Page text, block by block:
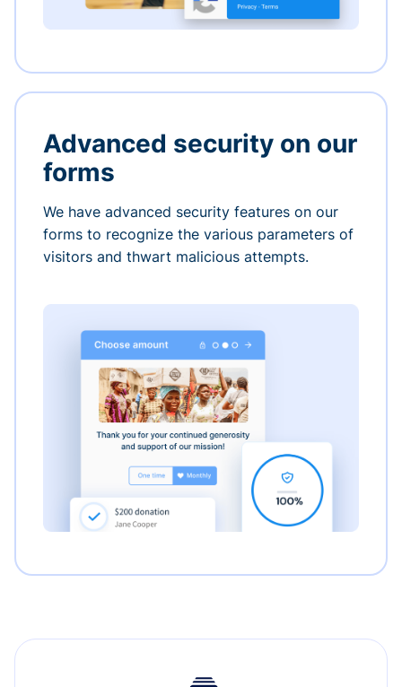
Advanced security on our
forms
We have advanced security features on our
forms to recognize the various parameters of
visitors and thwart malicious attempts.